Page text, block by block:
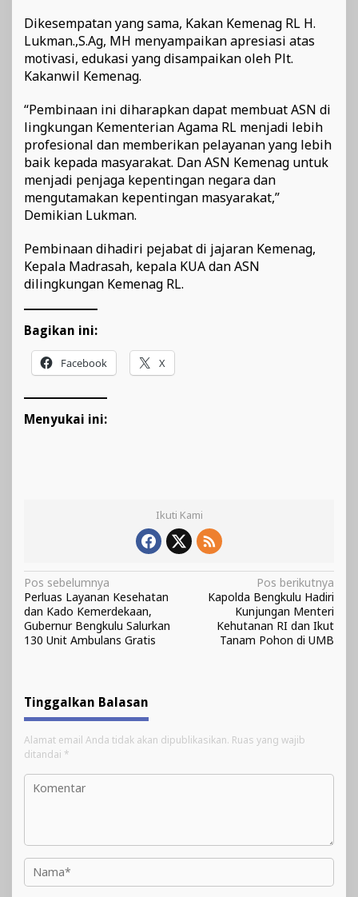
Dikesempatan yang sama, Kakan Kemenag RL H.
Lukman.,S.Ag, MH menyampaikan apresiasi atas
motivasi, edukasi yang disampaikan oleh Plt.
Kakanwil Kemenag.
“Pembinaan ini diharapkan dapat membuat ASN di
lingkungan Kementerian Agama RL menjadi lebih
profesional dan memberikan pelayanan yang lebih
baik kepada masyarakat. Dan ASN Kemenag untuk
menjadi penjaga kepentingan negara dan
mengutamakan kepentingan masyarakat,”
Demikian Lukman.
Pembinaan dihadiri pejabat di jajaran Kemenag,
Kepala Madrasah, kepala KUA dan ASN
dilingkungan Kemenag RL.
Bagikan ini:
Facebook X
Menyukai ini:
Ikuti Kami
Navigasi
pos
Pos sebelumnya
Perluas Layanan Kesehatan
dan Kado Kemerdekaan,
Gubernur Bengkulu Salurkan
130 Unit Ambulans Gratis
Pos berikutnya
Kapolda Bengkulu Hadiri
Kunjungan Menteri
Kehutanan RI dan Ikut
Tanam Pohon di UMB
Tinggalkan Balasan
Alamat email Anda tidak akan dipublikasikan. Ruas yang wajib
ditandai *